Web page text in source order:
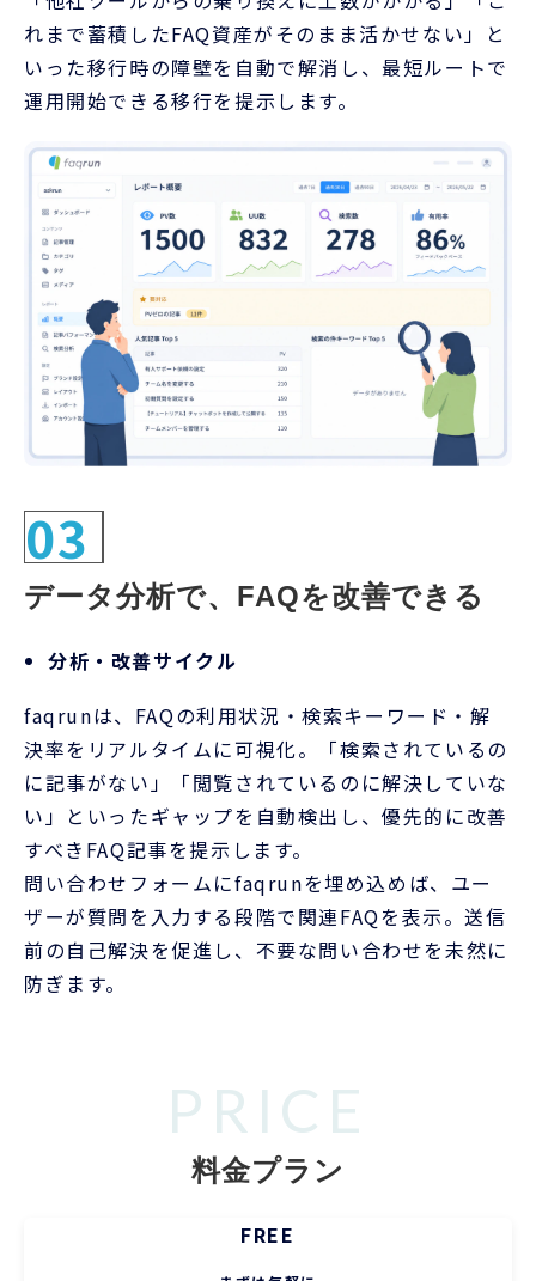
れまで蓄積したFAQ資産がそのまま活かせない」と
いった移行時の障壁を自動で解消し、最短ルートで
運用開始できる移行を提示します。
03
データ分析で、FAQを改善できる
分析・改善サイクル
faqrunは、FAQの利用状況・検索キーワード・解
決率をリアルタイムに可視化。「検索されているの
に記事がない」「閲覧されているのに解決していな
い」といったギャップを自動検出し、優先的に改善
すべきFAQ記事を提示します。
問い合わせフォームにfaqrunを埋め込めば、ユー
ザーが質問を入力する段階で関連FAQを表示。送信
前の自己解決を促進し、不要な問い合わせを未然に
防ぎます。
PRICE
料金プラン
FREE